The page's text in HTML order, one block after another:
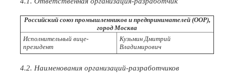
Российский союз промышленников и предпринимателей (OOP),
город Москва
Исполнительный вице-
президент
Кузьмин Дмитрий
Владимирович
4.2. Наименования организаций-разработчиков